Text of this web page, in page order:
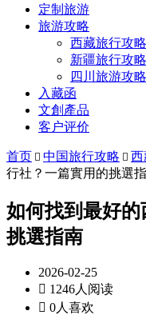
定制旅游
旅游攻略
西藏旅行攻略
新疆旅行攻略
四川旅游攻略
入藏函
文創產品
客户评价
首页  中国旅行攻略  西
行社？一篇實用的挑選
如何找到最好
挑選指南
2026-02-25
 1246人阅读
 0人喜欢